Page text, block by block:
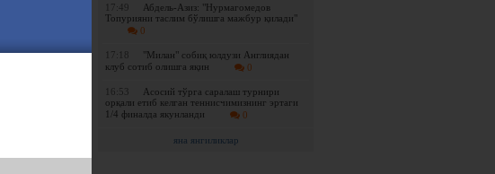
17:49
Абдель-Азиз: "Нурмагомедов
Топурияни таслим бўлишга мажбур қилади"
0
17:18
"Милан" собиқ юлдузи Англиядан
клуб сотиб олишга яқин
0
16:53
Асосий тўрга саралаш турнири
орқали етиб келган теннисчимизнинг эртаги
1/4 финалда якунланди
0
яна янгиликлар